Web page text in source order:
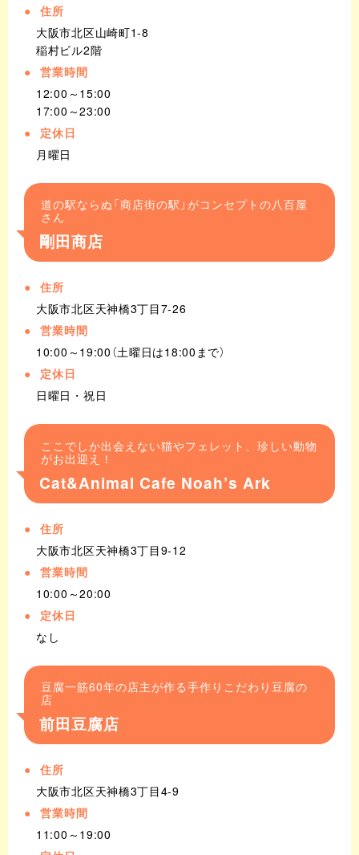
住所
大阪市北区山崎町1-8
稲村ビル2階
営業時間
12:00～15:00
17:00～23:00
定休日
月曜日
道の駅ならぬ「商店街の駅」がコンセプトの八百屋
さん
剛田商店
住所
大阪市北区天神橋3丁目7-26
営業時間
10:00～19:00（土曜日は18:00まで）
定休日
日曜日・祝日
ここでしか出会えない猫やフェレット、珍しい動物
がお出迎え！
Cat&Animal Cafe Noah’s Ark
住所
大阪市北区天神橋3丁目9-12
営業時間
10:00～20:00
定休日
なし
豆腐一筋60年の店主が作る手作りこだわり豆腐の
店
前田豆腐店
住所
大阪市北区天神橋3丁目4-9
営業時間
11:00～19:00